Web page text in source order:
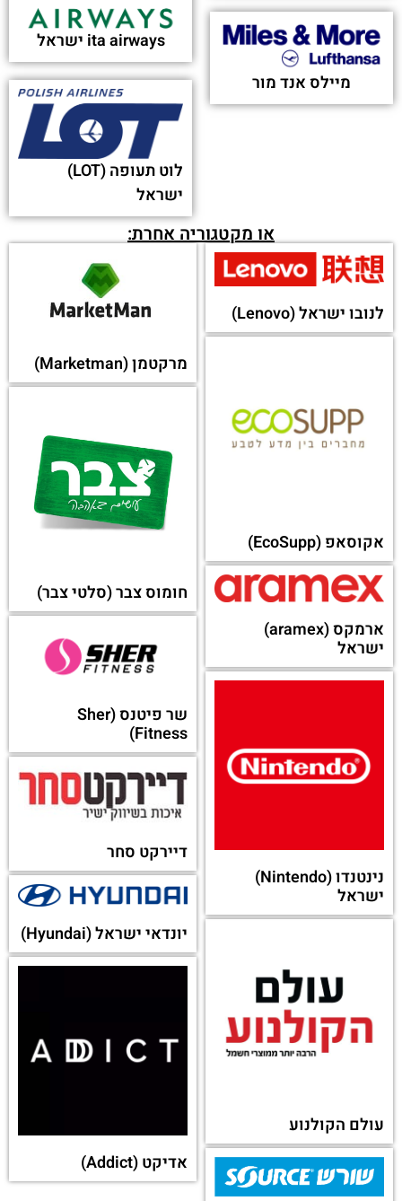
ita airways ישראל
מיילס אנד מור
לוט תעופה (LOT)
ישראל
או מקטגוריה אחרת:
לנובו ישראל (Lenovo)
מרקטמן (Marketman)
אקוסאפ (EcoSupp)
חומוס צבר (סלטי צבר)
ארמקס (aramex)
ישראל
שר פיטנס (Sher
Fitness)
נינטנדו (Nintendo)
ישראל
דיירקט סחר
עולם הקולנוע
יונדאי ישראל (Hyundai)
אדיקט (Addict)